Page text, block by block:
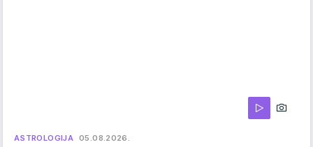
ASTROLOGIJA 05.08.2026.